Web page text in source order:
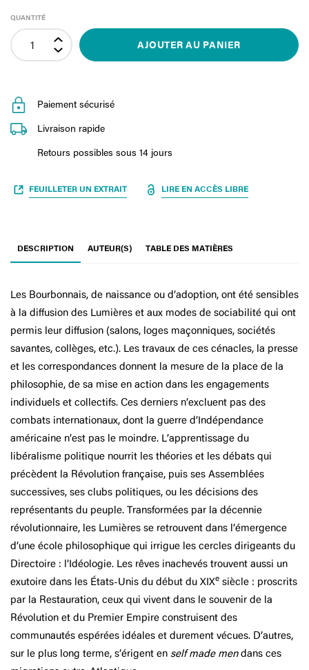
QUANTITÉ
AJOUTER AU PANIER
Paiement sécurisé
Livraison rapide
Retours possibles sous 14 jours
FEUILLETER UN EXTRAIT LIRE EN ACCÈS LIBRE
DESCRIPTION AUTEUR(S) TABLE DES MATIÈRES
Les Bourbonnais, de naissance ou d’adoption, ont été sensibles
à la diffusion des Lumières et aux modes de sociabilité qui ont
permis leur diffusion (salons, loges maçonniques, sociétés
savantes, collèges, etc.). Les travaux de ces cénacles, la presse
et les correspondances donnent la mesure de la place de la
philosophie, de sa mise en action dans les engagements
individuels et collectifs. Ces derniers n’excluent pas des
combats internationaux, dont la guerre d’Indépendance
américaine n’est pas le moindre. L’apprentissage du
libéralisme politique nourrit les théories et les débats qui
précèdent la Révolution française, puis ses Assemblées
successives, ses clubs politiques, ou les décisions des
représentants du peuple. Transformées par la décennie
révolutionnaire, les Lumières se retrouvent dans l’émergence
d’une école philosophique qui irrigue les cercles dirigeants du
Directoire : l’Idéologie. Les rêves inachevés trouvent aussi un
exutoire dans les États-Unis du début du XIXe siècle : proscrits
par la Restauration, ceux qui vivent dans le souvenir de la
Révolution et du Premier Empire construisent des
communautés espérées idéales et durement vécues. D’autres,
sur le plus long terme, s’érigent en self made mendans ces